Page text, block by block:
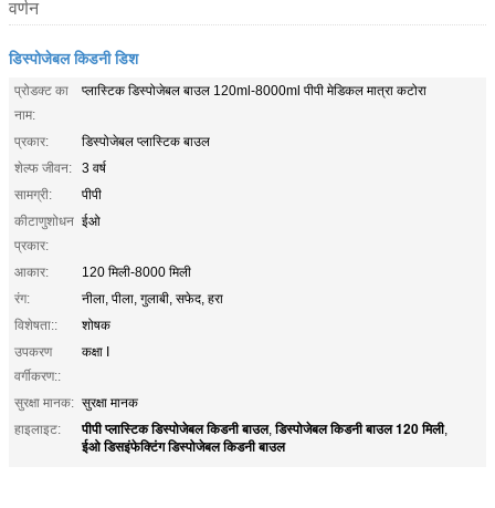
वर्णन
डिस्पोजेबल किडनी डिश
प्रोडक्ट का
नाम:
प्लास्टिक डिस्पोजेबल बाउल 120ml-8000ml पीपी मेडिकल मात्रा कटोरा
प्रकार:
डिस्पोजेबल प्लास्टिक बाउल
शेल्फ जीवन:
3 वर्ष
सामग्री:
पीपी
कीटाणुशोधन
प्रकार:
ईओ
आकार:
120 मिली-8000 मिली
रंग:
नीला, पीला, गुलाबी, सफेद, हरा
विशेषता::
शोषक
उपकरण
वर्गीकरण::
कक्षा I
सुरक्षा मानक: सुरक्षा मानक
हाइलाइट:
पीपी प्लास्टिक डिस्पोजेबल किडनी बाउल,डिस्पोजेबल किडनी बाउल 120 मिली,
ईओ डिसइंफेक्टिंग डिस्पोजेबल किडनी बाउल